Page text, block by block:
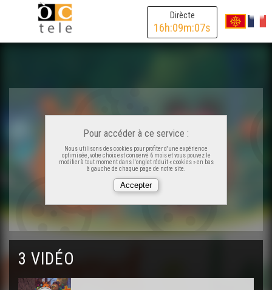
Dirècte
16h:09m:07s
Pour accéder à ce service :
Nous utilisons des cookies pour profiter d'une expérience
optimisée, votre choix est conservé 6 mois et vous pouvez le
modifier à tout moment dans l'onglet réduit « cookies » en bas
à gauche de chaque page de notre site.
3 VIDÉO